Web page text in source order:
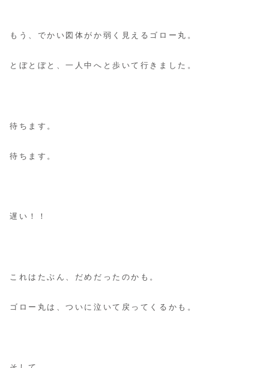
もう、でかい図体がか弱く見えるゴロー丸。
とぼとぼと、一人中へと歩いて行きました。
待ちます。
待ちます。
遅い！！
これはたぶん、だめだったのかも。
ゴロー丸は、ついに泣いて戻ってくるかも。